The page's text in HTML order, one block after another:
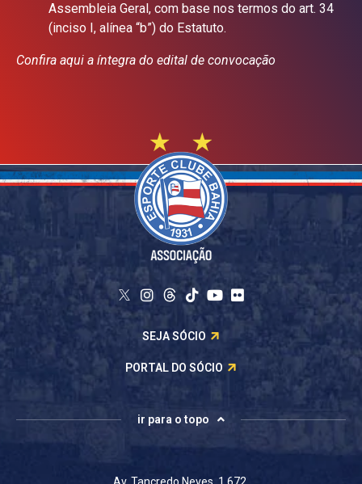
Assembleia Geral, com base nos termos do art. 34
(inciso I, alínea “b”) do Estatuto.
Confira aqui a íntegra do edital de convocação
SEJA SÓCIO
PORTAL DO SÓCIO
ir para o topo